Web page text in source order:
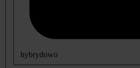
hybrydowo